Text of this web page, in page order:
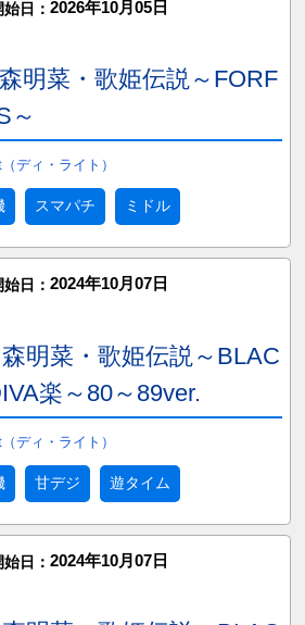
日： 2026年10月05日
明菜・歌姫伝説～FORF
～
ディ・ライト）
スマパチ ミドル
日： 2024年10月07日
明菜・歌姫伝説～BLAC
楽～80～89ver.
ディ・ライト）
甘デジ 遊タイム
日： 2024年10月07日